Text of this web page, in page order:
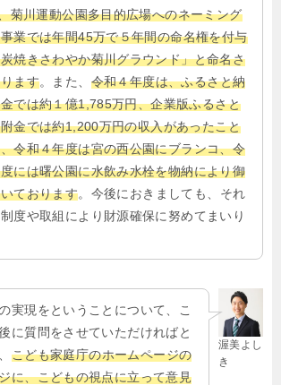
菊川運動公園多目的広場へのネーミング
業では年間45万で５年間の命名権を付与
焼きさわやか菊川グラウンド」と命名さ
ます。また、 令和４年度は、ふるさと納
では約１億1,785万円、企業版ふるさと
金では約1,200万円の収入があったこと
令和４年度は宮の西公園にブランコ、令
には曙公園に水飲み水栓を物納により御
ております。今後におきましても、それ
度や取組により財源確保に努めてまいり
渥美よし
き
実現をということについて、こ
に質問をさせていただければと
こども家庭庁のホームページの
に、こどもの視点に立って意見